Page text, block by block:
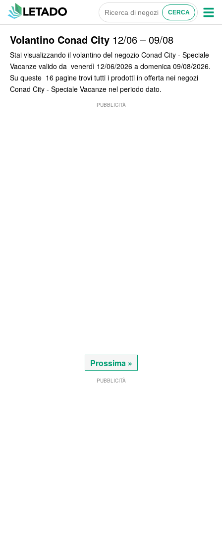
Volantino Conad City 12/06 – 09/08
Stai visualizzando il volantino del negozio Conad City - Speciale
Vacanze valido da venerdì 12/06/2026 a domenica 09/08/2026.
Su queste 16 pagine trovi tutti i prodotti in offerta nei negozi
Conad City - Speciale Vacanze nel periodo dato.
PUBBLICITÀ
Prossima »
PUBBLICITÀ